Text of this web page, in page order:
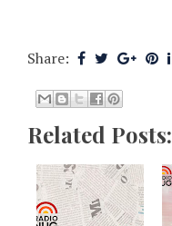
Share:
Related Posts: